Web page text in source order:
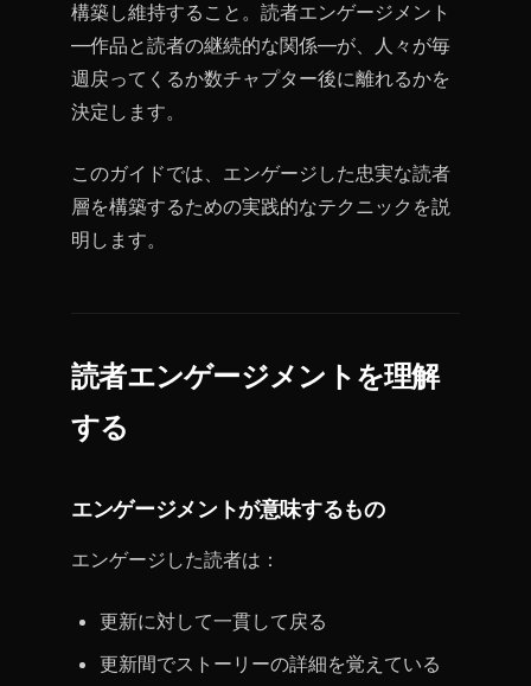
構築し維持すること。読者エンゲージメント
—作品と読者の継続的な関係—が、人々が毎
週戻ってくるか数チャプター後に離れるかを
決定します。
このガイドでは、エンゲージした忠実な読者
層を構築するための実践的なテクニックを説
明します。
読者エンゲージメントを理解
する
エンゲージメントが意味するもの
エンゲージした読者は：
更新に対して一貫して戻る
更新間でストーリーの詳細を覚えている